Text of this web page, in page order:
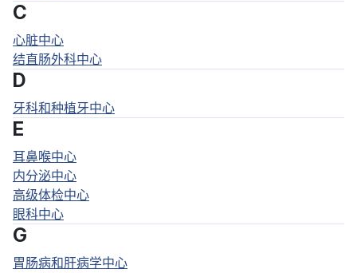
C
心脏中心
结直肠外科中心
D
牙科和种植牙中心
E
耳鼻喉中心
内分泌中心
高级体检中心
眼科中心
G
胃肠病和肝病学中心